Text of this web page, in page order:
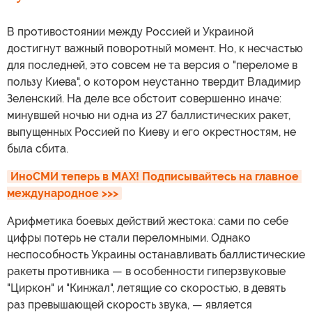
В противостоянии между Россией и Украиной
достигнут важный поворотный момент. Но, к несчастью
для последней, это совсем не та версия о "переломе в
пользу Киева", о котором неустанно твердит Владимир
Зеленский. На деле все обстоит совершенно иначе:
минувшей ночью ни одна из 27 баллистических ракет,
выпущенных Россией по Киеву и его окрестностям, не
была сбита.
ИноСМИ теперь в MAX! Подписывайтесь на главное
международное >>>
Арифметика боевых действий жестока: сами по себе
цифры потерь не стали переломными. Однако
неспособность Украины останавливать баллистические
ракеты противника — в особенности гиперзвуковые
"Циркон" и "Кинжал", летящие со скоростью, в девять
раз превышающей скорость звука, — является